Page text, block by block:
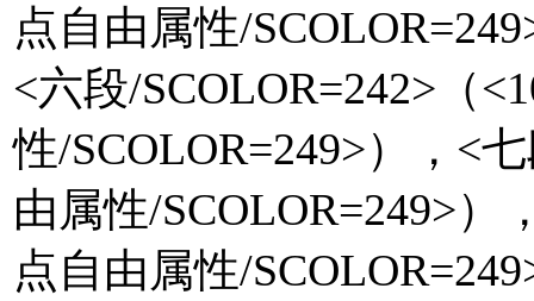
点自由属性/
<六段/SCOLOR=242>（
性/SCOLOR=249>），<
由属性/SCOLOR=249>）
点自由属性/